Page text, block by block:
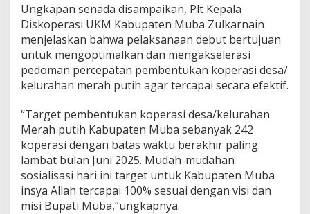
Ungkapan senada disampaikan, Plt Kepala
Diskoperasi UKM Kabupaten Muba Zulkarnain
menjelaskan bahwa pelaksanaan debut bertujuan
untuk mengoptimalkan dan mengakselerasi
pedoman percepatan pembentukan koperasi desa/
kelurahan merah putih agar tercapai secara efektif.
“Target pembentukan koperasi desa/kelurahan
Merah putih Kabupaten Muba sebanyak 242
koperasi dengan batas waktu berakhir paling
lambat bulan Juni 2025. Mudah-mudahan
sosialisasi hari ini target untuk Kabupaten Muba
insya Allah tercapai 100% sesuai dengan visi dan
misi Bupati Muba,”ungkapnya.